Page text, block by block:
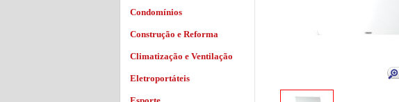
Condomínios
Construção e Reforma
Climatização e Ventilação
Eletroportáteis